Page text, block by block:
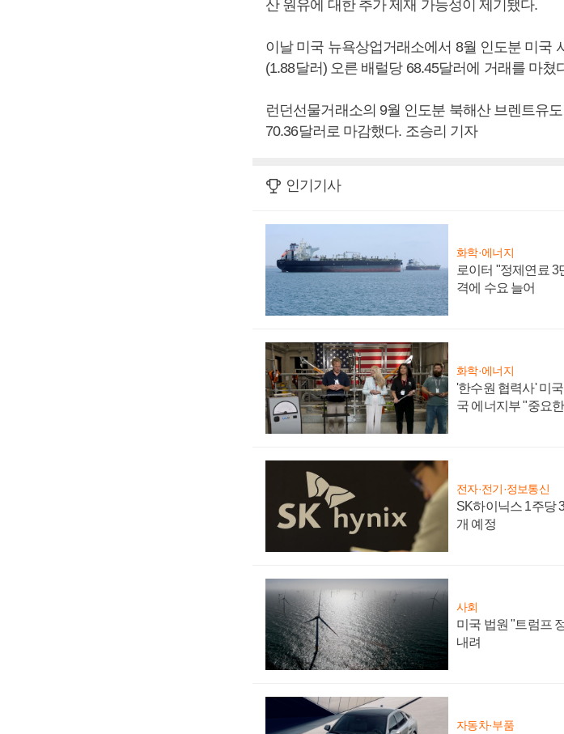
산 원유에 대한 추가 제재 가능성이 제기됐다.
이날 미국 뉴욕상업거래소에서 8월 인도분 미국
(1.88달러) 오른 배럴당 68.45달러에 거래를 마쳤
런던선물거래소의 9월 인도분 북해산 브렌트유
70.36달러로 마감했다. 조승리 기자
인기기사
화학·에너지
로이터 "정제연료
격에 수요 늘어
화학·에너지
'한수원 협력사' 미
국 에너지부 "중요
전자·전기·정보통신
SK하이닉스 1주당
개 예정
사회
미국 법원 "트럼프
내려
자동차·부품